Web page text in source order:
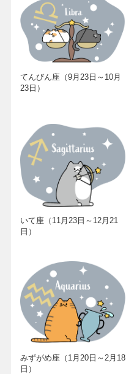
てんびん座（9月23日～10月
23日）
いて座（11月23日～12月21
日）
みずがめ座（1月20日～2月18
日）